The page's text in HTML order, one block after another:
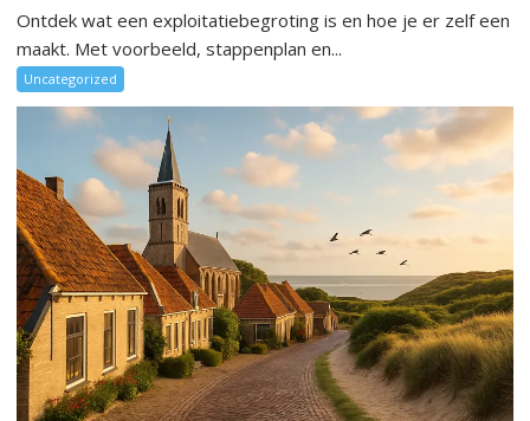
Ontdek wat een exploitatiebegroting is en hoe je er zelf een
maakt. Met voorbeeld, stappenplan en...
Uncategorized